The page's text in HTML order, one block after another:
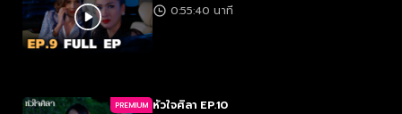
0:55:40 นาที
PREMIUM หัวใจศิลา EP.10